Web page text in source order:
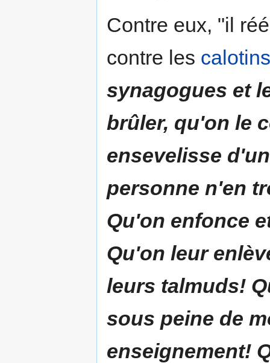
Contre eux, "il
contre les calotins
synagogues et
brûler, qu'on le
ensevelisse
personne n'en
Qu'on enfonce
Qu'on leur
leurs talmuds!
sous peine de
enseignement!